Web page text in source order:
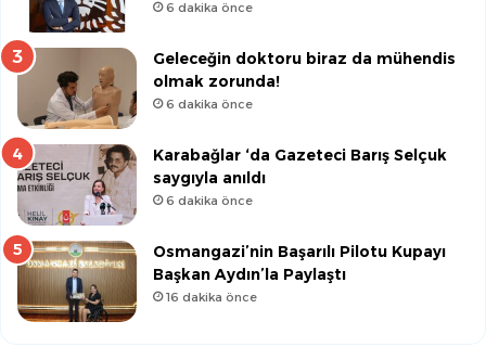
6 dakika önce
Geleceğin doktoru biraz da mühendis
olmak zorunda!
6 dakika önce
Karabağlar ‘da Gazeteci Barış Selçuk
saygıyla anıldı
6 dakika önce
Osmangazi’nin Başarılı Pilotu Kupayı
Başkan Aydın’la Paylaştı
16 dakika önce